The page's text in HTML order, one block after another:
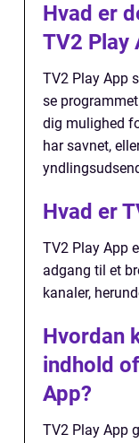
Hvad er
TV2 Play
TV2 Play App
se
dig mulighed
har savnet,
Hvad er
TV2 Play App
adgang til et
kanaler,
Hvordan
indhold
App?
TV2 Play App